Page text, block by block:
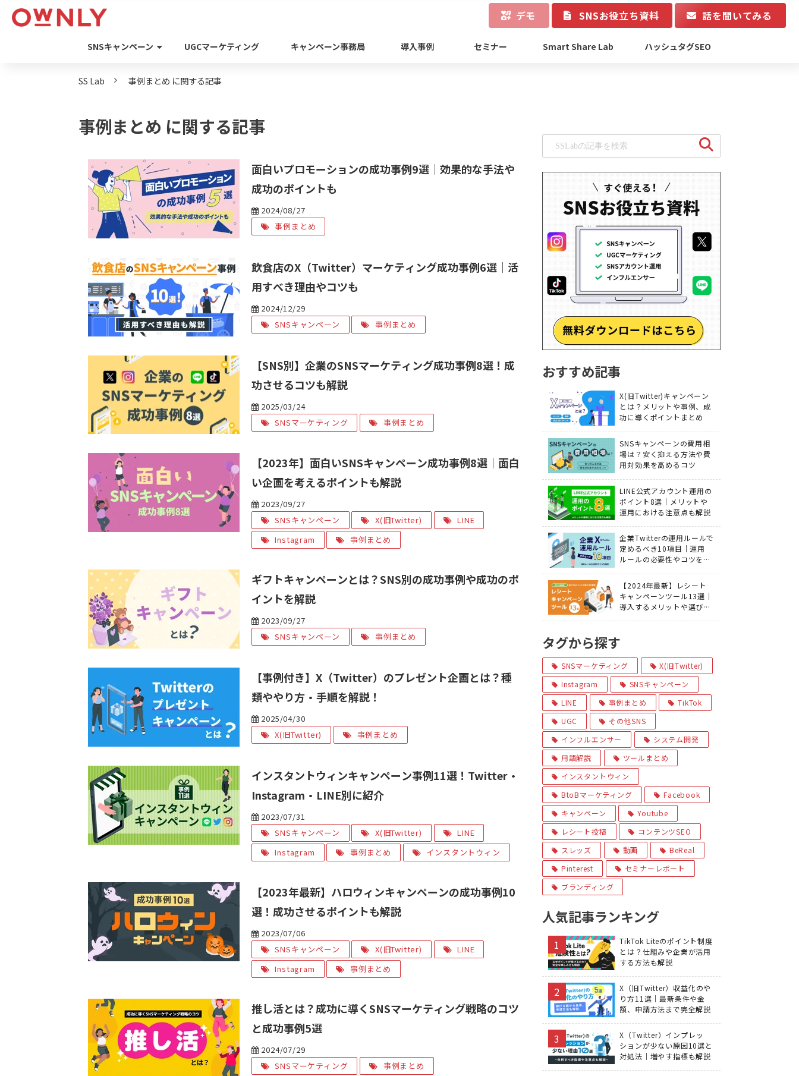
デモ SNSお役立ち資料 話を聞いてみる
SNSキャンペーン UGCマーケティング キャンペーン事務局 導入事例 セミナー Smart Share Lab ハッシュタグSEO
SS Lab 事例まとめ に関する記事
事例まとめ に関する記事
面白いプロモーションの成功事例9選｜効果的な手法や
成功のポイントも
2024/08/27
事例まとめ
飲食店のX（Twitter）マーケティング成功事例6選｜活
用すべき理由やコツも
2024/12/29
SNSキャンペーン
事例まとめ
【SNS別】企業のSNSマーケティング成功事例8選！成
功させるコツも解説
2025/03/24
SNSマーケティング
事例まとめ
【2023年】面白いSNSキャンペーン成功事例8選｜面白
い企画を考えるポイントも解説
2023/09/27
SNSキャンペーン
X(旧Twitter)
LINE
Instagram
事例まとめ
ギフトキャンペーンとは？SNS別の成功事例や成功のポ
イントを解説
2023/09/27
SNSキャンペーン
事例まとめ
【事例付き】X（Twitter）のプレゼント企画とは？種
類ややり方・手順を解説！
2025/04/30
X(旧Twitter)
事例まとめ
インスタントウィンキャンペーン事例11選！Twitter・
Instagram・LINE別に紹介
2023/07/31
SNSキャンペーン
X(旧Twitter)
LINE
Instagram
事例まとめ インスタントウィン
【2023年最新】ハロウィンキャンペーンの成功事例10
選！成功させるポイントも解説
2023/07/06
SNSキャンペーン
X(旧Twitter)
LINE
Instagram
事例まとめ
推し活とは？成功に導くSNSマーケティング戦略のコツ
と成功事例5選
2024/07/29
SNSマーケティング
事例まとめ
おすすめ記事
X(旧Twitter)キャンペーン
とは？メリットや事例、成
功に導くポイントまとめ
SNSキャンペーンの費用相
場は？安く抑える方法や費
用対効果を高めるコツ
LINE公式アカウント運用の
ポイント8選｜メリットや
運用における注意点も解説
企業Twitterの運用ルールで
定めるべき10項目｜運用
ルールの必要性やコツを解
【2024年最新】レシート
キャンペーンツール13選｜
導入するメリットや選び方
タグから探す
SNSマーケティング
X(旧Twitter)
Instagram
SNSキャンペーン
LINE
事例まとめ
TikTok
UGC
その他SNS
インフルエンサー
システム開発
用語解説
ツールまとめ
インスタントウィン
BtoBマーケティング
Facebook
キャンペーン
Youtube
レシート投稿
コンテンツSEO
スレッズ
動画
BeReal
Pinterest
セミナーレポート
ブランディング
人気記事ランキング
TikTok Liteのポイント制度
とは？仕組みや企業が活用
する方法も解説
X（旧Twitter）収益化のや
り方11選｜最新条件や金
額、申請方法まで完全解説
X（Twitter）インプレッ
ションが少ない原因10選と
対処法｜増やす指標も解説